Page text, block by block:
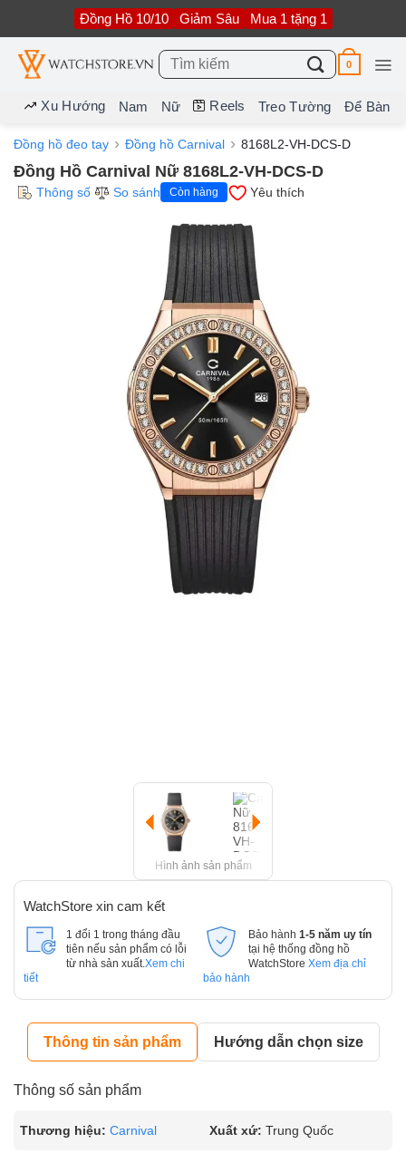
nội
dung
Đồng Hồ 10/10 Giảm Sâu Mua 1 tặng 1
Tìm
kiếm:
0
Xu Hướng Nam Nữ Reels Treo Tường Để Bàn
Đồng hồ đeo tay Đồng hồ Carnival 8168L2-VH-DCS-D
Đồng Hồ Carnival Nữ 8168L2-VH-DCS-D
Thông số So sánh Còn hàng Yêu thích
Hình ảnh sản phẩm
WatchStore xin cam kết
1 đổi 1 trong tháng đầu
tiên nếu sản phẩm có lỗi
từ nhà sản xuất. Xem chi
tiết
Bảo hành 1-5 năm uy tín
tại hệ thống đồng hồ
WatchStore Xem địa chỉ
bảo hành
Thông tin sản phẩm Hướng dẫn chọn size
Thông số sản phẩm
Thương hiệu: Carnival Xuất xứ: Trung Quốc